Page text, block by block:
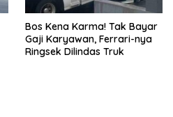
Bos Kena Karma! Tak Bayar
Gaji Karyawan, Ferrari-nya
Ringsek Dilindas Truk